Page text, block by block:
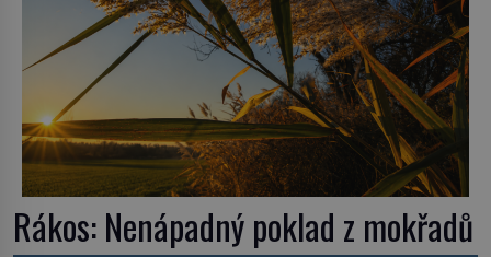
Rákos: Nenápadný poklad z mokřadů